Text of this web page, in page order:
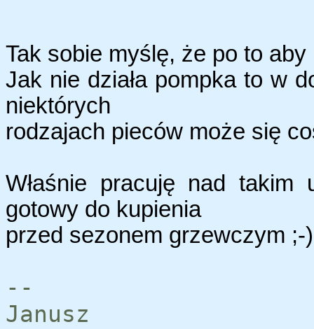
Tak sobie myślę, że po to aby
Jak nie działa pompka to w
niektórych
rodzajach pieców może się
Właśnie pracuję nad
gotowy do kupienia
przed sezonem grzewczym ;-)
--
Janusz